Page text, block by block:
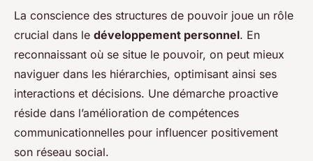
La conscience des structures de pouvoir joue un rôle
crucial dans le développement personnel. En
reconnaissant où se situe le pouvoir, on peut mieux
naviguer dans les hiérarchies, optimisant ainsi ses
interactions et décisions. Une démarche proactive
réside dans l’amélioration de compétences
communicationnelles pour influencer positivement
son réseau social.